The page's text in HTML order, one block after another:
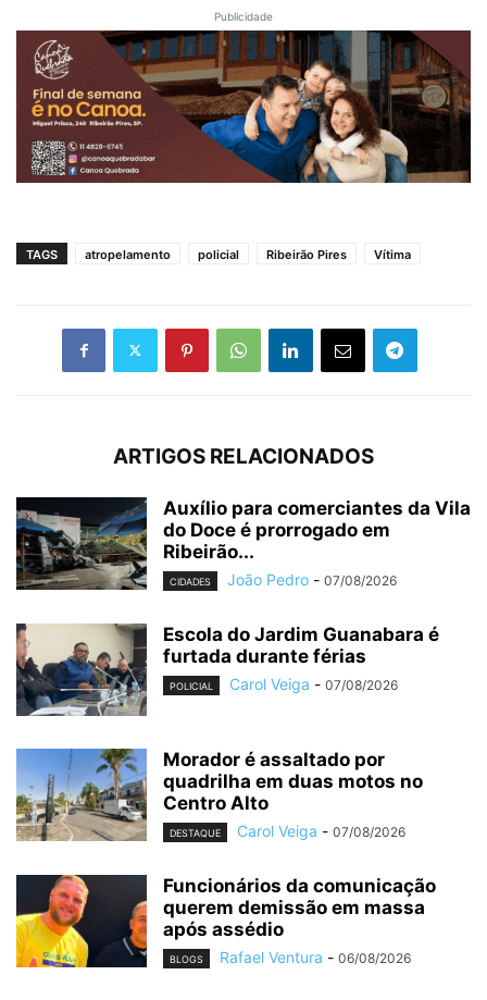
Publicidade
TAGS atropelamento policial Ribeirão Pires Vítima
ARTIGOS RELACIONADOS
Auxílio para comerciantes da Vila
do Doce é prorrogado em
Ribeirão...
CIDADES João Pedro - 07/08/2026
Escola do Jardim Guanabara é
furtada durante férias
POLICIAL Carol Veiga - 07/08/2026
Morador é assaltado por
quadrilha em duas motos no
Centro Alto
DESTAQUE Carol Veiga - 07/08/2026
Funcionários da comunicação
querem demissão em massa
após assédio
BLOGS Rafael Ventura - 06/08/2026